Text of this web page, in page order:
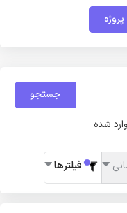
جستجو
شده
فیلترها